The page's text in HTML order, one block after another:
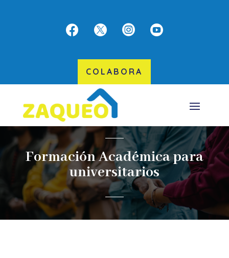
   
COLABORA
Formación Académica para
universitarios